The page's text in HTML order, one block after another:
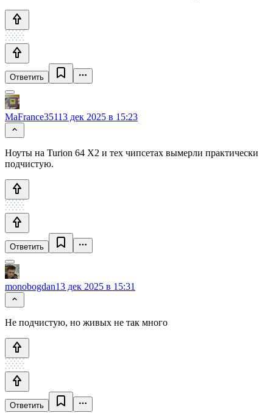
Ответить
MaFrance35113 дек 2025 в 15:23
Ноуты на Turion 64 X2 и тех чипсетах вымерли практически
подчистую.
Ответить
monobogdan13 дек 2025 в 15:31
Не подчистую, но живых не так много
Ответить